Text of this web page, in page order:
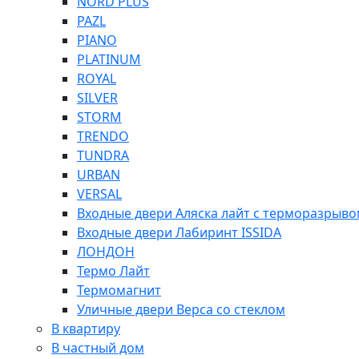
PAZL
PIANO
PLATINUM
ROYAL
SILVER
STORM
TRENDO
TUNDRA
URBAN
VERSAL
Входные двери Аляска лайт с
Входные двери Лабиринт ISSIDA
ЛОНДОН
Термо Лайт
Термомагнит
Уличные двери Верса со стеклом
В квартиру
В частный дом